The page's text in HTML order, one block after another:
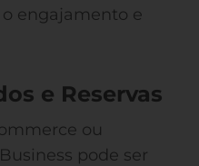
engajamento e
e Reservas
ou
pode ser